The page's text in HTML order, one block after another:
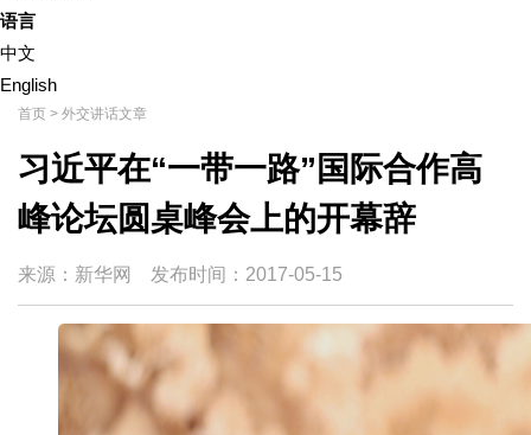
语言
中文
English
首页 > 外交讲话文章
习近平在“一带一路”国际合作高
峰论坛圆桌峰会上的开幕辞
来源：新华网 发布时间： 2017-05-15